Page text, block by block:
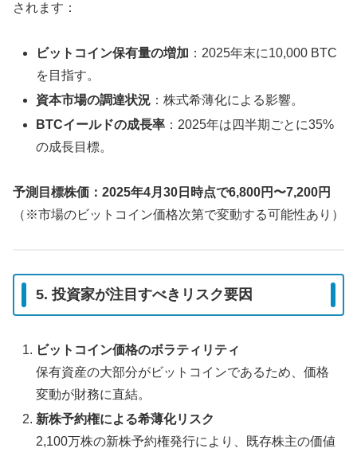
されます：
ビットコイン保有量の増加 ：2025年末に10,000 BTC
を目指す。
資本市場の調達状況 ：株式希薄化による影響。
BTCイールドの成長率 ：2025年は四半期ごとに35%
の成長目標。
予測目標株価：2025年4月30日時点で6,800円〜7,200円
（※市場のビットコイン価格次第で変動する可能性あり）
5. 投資家が注目すべきリスク要因
ビットコイン価格のボラティリティ
保有資産の大部分がビットコインであるため、価格
変動が財務に直結。
新株予約権による希薄化リスク
2,100万株の新株予約権発行により、既存株主の価値